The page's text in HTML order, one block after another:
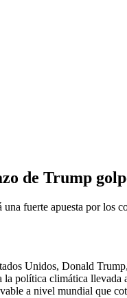
de Trump
fuerte apuesta por los
Unidos, Donald
política climática
a nivel mundial que